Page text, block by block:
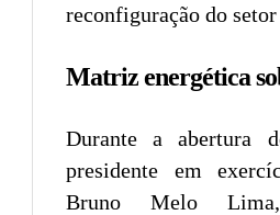
reconfiguração do
Matriz energética
Durante a abertura
presidente em
Bruno Melo